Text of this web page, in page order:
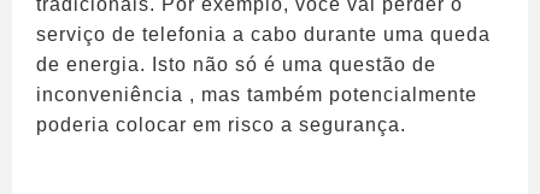
tradicionais. Por exemplo, você vai perder o
serviço de telefonia a cabo durante uma queda
de energia. Isto não só é uma questão de
inconveniência , mas também potencialmente
poderia colocar em risco a segurança.